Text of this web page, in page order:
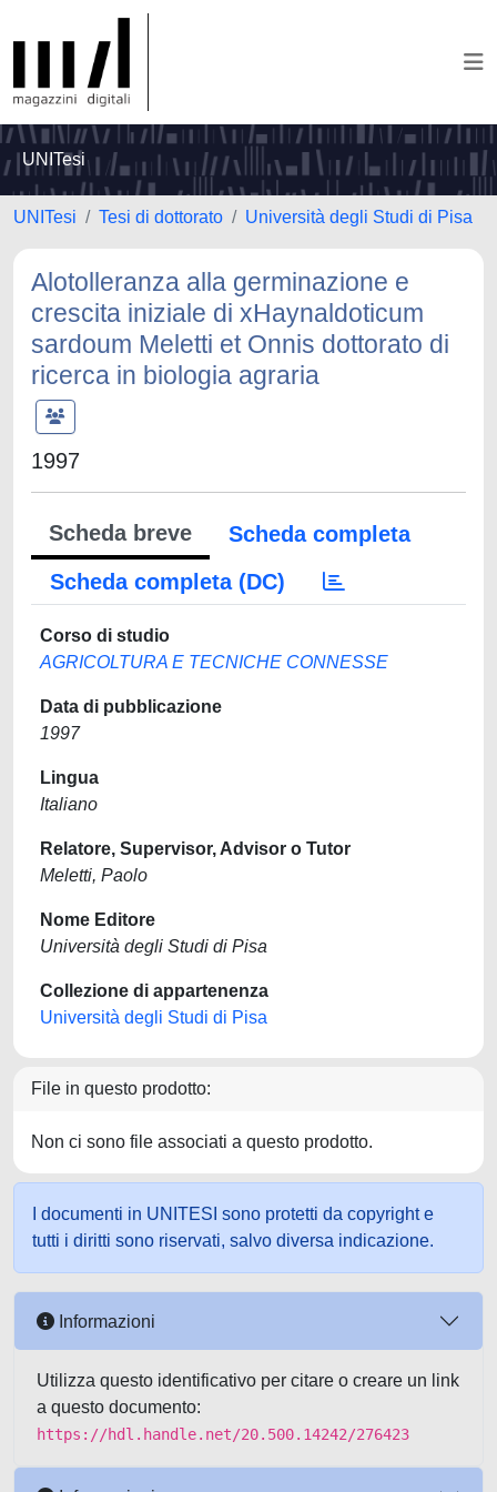
UNITesi
UNITesi Tesi di dottorato Università degli Studi di Pisa
Alotolleranza alla germinazione e
crescita iniziale di xHaynaldoticum
sardoum Meletti et Onnis dottorato di
ricerca in biologia agraria
1997
Scheda breve
Scheda completa
Scheda completa (DC)
Corso di studio
AGRICOLTURA E TECNICHE CONNESSE
Data di pubblicazione
1997
Lingua
Italiano
Relatore, Supervisor, Advisor o Tutor
Meletti, Paolo
Nome Editore
Università degli Studi di Pisa
Collezione di appartenenza
Università degli Studi di Pisa
File in questo prodotto:
Non ci sono file associati a questo prodotto.
I documenti in UNITESI sono protetti da copyright e
tutti i diritti sono riservati, salvo diversa indicazione.
Informazioni
Utilizza questo identificativo per citare o creare un link
a questo documento:
https://hdl.handle.net/20.500.14242/276423